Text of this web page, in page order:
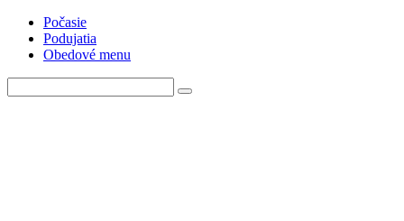
Počasie
Podujatia
Obedové menu